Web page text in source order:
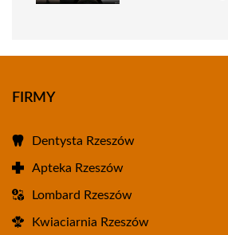
FIRMY
Dentysta Rzeszów
Apteka Rzeszów
Lombard Rzeszów
Kwiaciarnia Rzeszów